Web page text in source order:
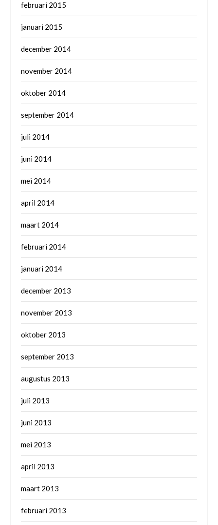
februari 2015
januari 2015
december 2014
november 2014
oktober 2014
september 2014
juli 2014
juni 2014
mei 2014
april 2014
maart 2014
februari 2014
januari 2014
december 2013
november 2013
oktober 2013
september 2013
augustus 2013
juli 2013
juni 2013
mei 2013
april 2013
maart 2013
februari 2013